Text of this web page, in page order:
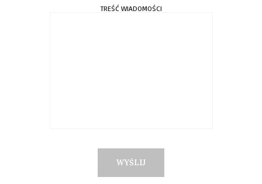
TREŚĆ WIADOMOŚCI